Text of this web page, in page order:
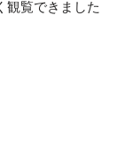
観覧できました